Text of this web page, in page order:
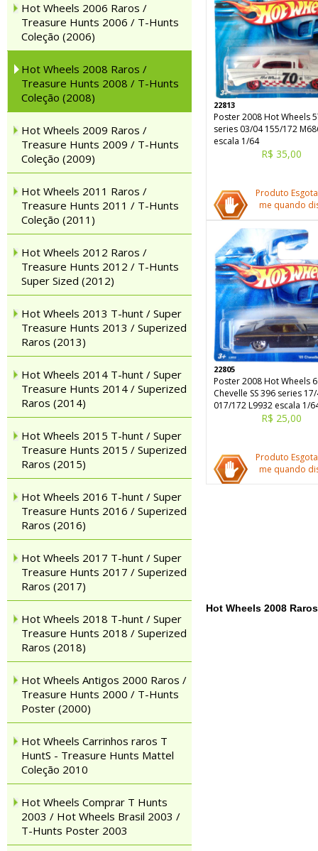
Hot Wheels 2006 Raros /
Treasure Hunts 2006 / T-Hunts
Coleção (2006)
Hot Wheels 2008 Raros /
Treasure Hunts 2008 / T-Hunts
Coleção (2008)
Hot Wheels 2009 Raros /
Treasure Hunts 2009 / T-Hunts
Coleção (2009)
Hot Wheels 2011 Raros /
Treasure Hunts 2011 / T-Hunts
Coleção (2011)
Hot Wheels 2012 Raros /
Treasure Hunts 2012 / T-Hunts
Super Sized (2012)
Hot Wheels 2013 T-hunt / Super
Treasure Hunts 2013 / Superized
Raros (2013)
Hot Wheels 2014 T-hunt / Super
Treasure Hunts 2014 / Superized
Raros (2014)
Hot Wheels 2015 T-hunt / Super
Treasure Hunts 2015 / Superized
Raros (2015)
Hot Wheels 2016 T-hunt / Super
Treasure Hunts 2016 / Superized
Raros (2016)
Hot Wheels 2017 T-hunt / Super
Treasure Hunts 2017 / Superized
Raros (2017)
Hot Wheels 2018 T-hunt / Super
Treasure Hunts 2018 / Superized
Raros (2018)
Hot Wheels Antigos 2000 Raros /
Treasure Hunts 2000 / T-Hunts
Poster (2000)
Hot Wheels Carrinhos raros T
HuntS - Treasure Hunts Mattel
Coleção 2010
Hot Wheels Comprar T Hunts
2003 / Hot Wheels Brasil 2003 /
T-Hunts Poster 2003
22813
Poster 2008 Hot Wheels
series 03/04 155/172
escala 1/64
R$ 35,00
Produto
me quando
22805
Poster 2008 Hot Wheels
Chevelle SS 396 series
017/172 L9932 escala 1/
R$ 25,00
Produto
me quando
Hot Wheels 2008